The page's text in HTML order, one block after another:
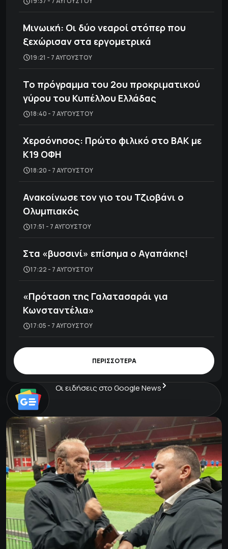
Μινωική: Οι δύο νεαροί στόπερ που
ξεχώρισαν στα εργομετρικά
19:21 - 7 ΑΥΓΟΎΣΤΟΥ
Το πρόγραμμα του 2ου προκριματικού
γύρου του Κυπέλλου Ελλάδας
18:40 - 7 ΑΥΓΟΎΣΤΟΥ
Χερσόνησος: Πρώτο φιλικό στο ΒΑΚ με
Κ19 ΟΦΗ
18:20 - 7 ΑΥΓΟΎΣΤΟΥ
Ανακοίνωσε τον γιο του Τζιοβάνι ο
Ολυμπιακός
17:51 - 7 ΑΥΓΟΎΣΤΟΥ
Στα «βυσσινί» επίσημα ο Αγαπάκης!
17:22 - 7 ΑΥΓΟΎΣΤΟΥ
«Πρόταση της Γαλατασαράι για
Κωνσταντέλια»
17:05 - 7 ΑΥΓΟΎΣΤΟΥ
ΠΕΡΙΣΣΟΤΕΡΑ
Οι ειδήσεις στο Google News